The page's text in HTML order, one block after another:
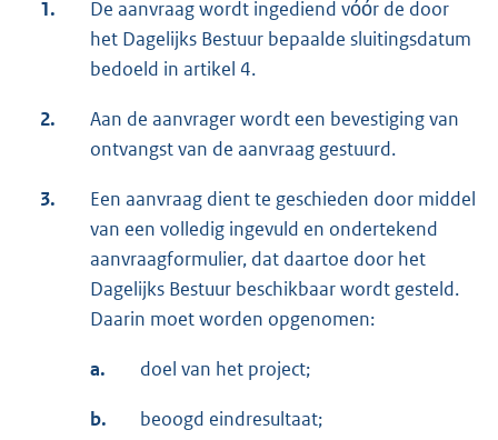
1.
De aanvraag wordt ingediend vόόr de door
het Dagelijks Bestuur bepaalde sluitingsdatum
bedoeld in artikel 4.
2.
Aan de aanvrager wordt een bevestiging van
ontvangst van de aanvraag gestuurd.
3.
Een aanvraag dient te geschieden door middel
van een volledig ingevuld en ondertekend
aanvraagformulier, dat daartoe door het
Dagelijks Bestuur beschikbaar wordt gesteld.
Daarin moet worden opgenomen:
a. doel van het project;
b. beoogd eindresultaat;